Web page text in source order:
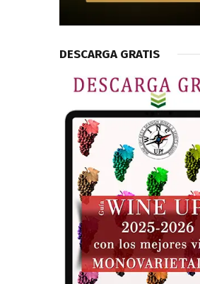
DESCARGA GRATIS